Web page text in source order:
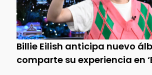
Billie Eilish anticipa nuevo
comparte su experiencia en